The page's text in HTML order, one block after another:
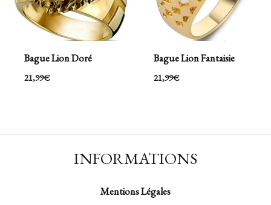
Bague Lion Doré
21,99€
Bague Lion Fantaisie
21,99€
INFORMATIONS
Mentions Légales